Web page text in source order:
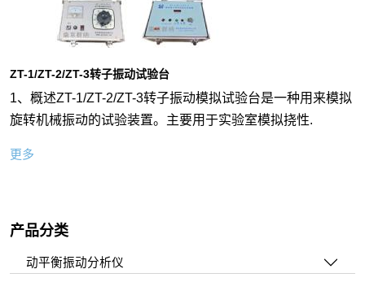
ZT-1/ZT-2/ZT-3转子振动试验台
1、概述ZT-1/ZT-2/ZT-3转子振动模拟试验台是一种用来模拟
旋转机械振动的试验装置。主要用于实验室模拟挠性.
更多
产品分类
动平衡振动分析仪